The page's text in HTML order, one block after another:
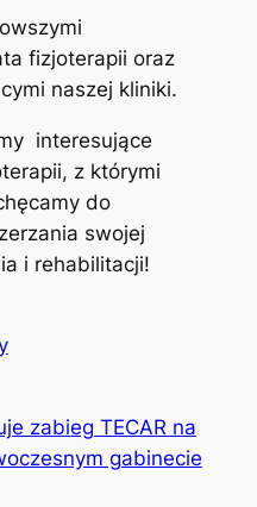
fizjoterapii oraz
naszej kliniki.
interesujące
z którymi
do
swojej
i rehabilitacji!